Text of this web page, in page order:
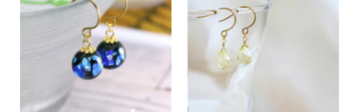
ド」を同封いたします。
詳しく見る